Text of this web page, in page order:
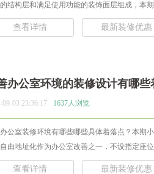
结构层和满足使用功能的装饰面层组成，本
...
查看详情 最新装修优惠
办公室环境的装修设计有哪些
09-03 23:36:17 1637人浏览
公室装修环境有哪些哪些具体着落点？本期
由地址化作为办公室改善之一，不设指定座
查看详情 最新装修优惠